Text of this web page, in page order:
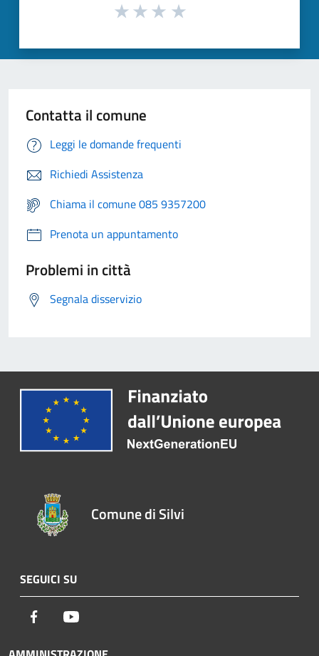
Contatta il comune
Leggi le domande frequenti
Richiedi Assistenza
Chiama il comune 085 9357200
Prenota un appuntamento
Problemi in città
Segnala disservizio
Comune di Silvi
SEGUICI SU
Facebook